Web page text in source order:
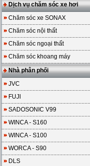
Dịch vụ chăm sóc xe hơi
Chăm sóc xe SONAX
Chăm sóc nội thất
Chăm sóc ngoại thất
Chăm sóc khoang máy
Nhà phân phối
JVC
FUJI
SADOSONIC V99
WINCA - S160
WINCA - S100
WORCA - S90
DLS